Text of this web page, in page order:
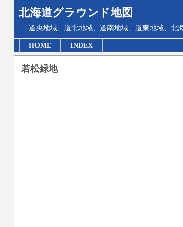
北海道グラウンド地図
道央地域、道北地域、道南地域、道東地域、北
HOME INDEX
若松緑地